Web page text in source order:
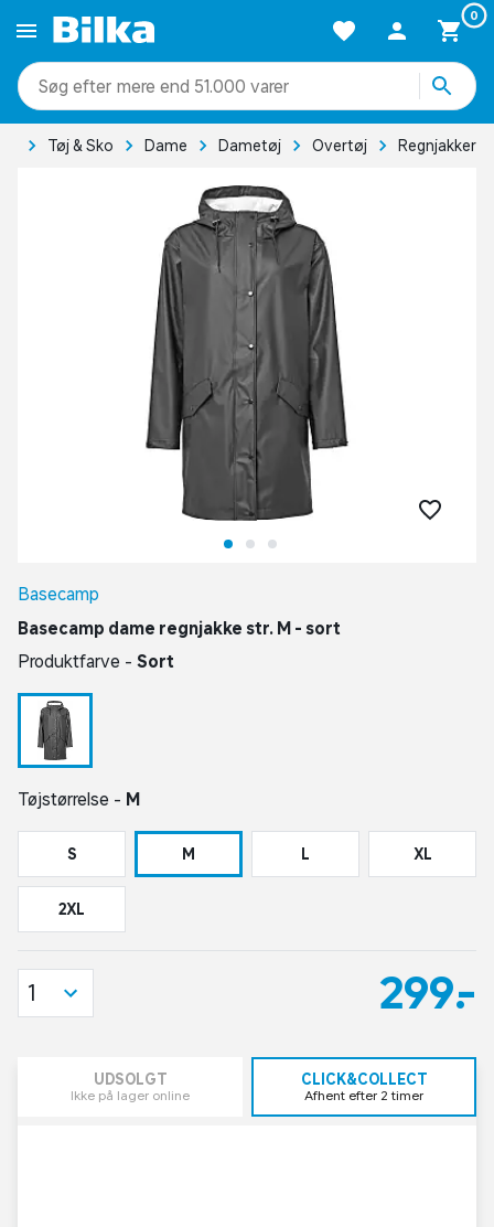
0
mere end 51.000 varer
Tøj & Sko Dame Dametøj Overtøj Regnjakker
Basecamp
Basecamp dame regnjakke str. M - sort
Produktfarve - Sort
Tøjstørrelse - M
S M L XL
2XL
299,-
1
UDSOLGT
Ikke på lager online
CLICK&COLLECT
Afhent efter 2 timer